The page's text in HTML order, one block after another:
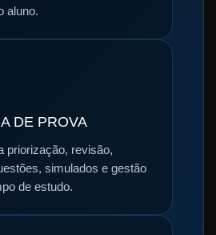
aluno.
DE PROVA
priorização, revisão,
simulados e gestão
de estudo.